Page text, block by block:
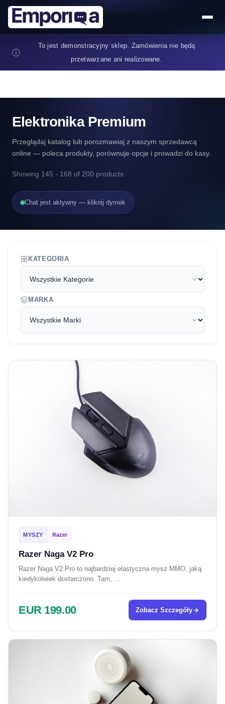
Przejdź do treści
ⓘ
To jest demonstracyjny sklep. Zamówienia nie będą
przetwarzane ani realizowane.
Elektronika Premium
Przeglądaj katalog lub porozmawiaj z naszym sprzedawcą
online — poleca produkty, porównuje opcje i prowadzi do kasy.
Showing 145 - 168 of 200 products
Chat jest aktywny — kliknij dymek
KATEGORIA
MARKA
MYSZY Razer
Razer Naga V2 Pro
Razer Naga V2 Pro to najbardziej elastyczna mysz MMO, jaką
kiedykolwiek dostarczono. Tam, ...
EUR 199.00 Zobacz Szczegóły